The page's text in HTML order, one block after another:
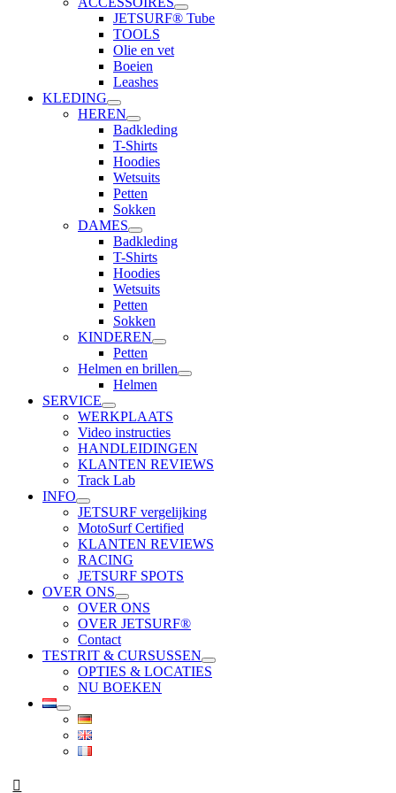
JETSURF® Tube
TOOLS
Olie en vet
Boeien
Leashes
KLEDING
HEREN
Badkleding
T-Shirts
Hoodies
Wetsuits
Petten
Sokken
DAMES
Badkleding
T-Shirts
Hoodies
Wetsuits
Petten
Sokken
KINDEREN
Petten
Helmen en brillen
Helmen
SERVICE
WERKPLAATS
Video instructies
HANDLEIDINGEN
KLANTEN REVIEWS
Track Lab
INFO
JETSURF vergelijking
MotoSurf Certified
KLANTEN REVIEWS
RACING
JETSURF SPOTS
OVER ONS
OVER ONS
OVER JETSURF®
Contact
TESTRIT & CURSUSSEN
OPTIES & LOCATIES
NU BOEKEN